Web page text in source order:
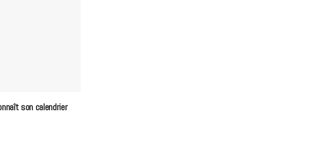
son calendrier